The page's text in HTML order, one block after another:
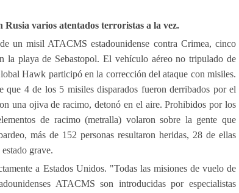
varios atentados terroristas a la vez.
un misil ATACMS estadounidense contra Crimea, cinco
la playa de Sebastopol. El vehículo aéreo no tripulado de
Hawk participó en la corrección del ataque con misiles.
4 de los 5 misiles disparados fueron derribados por el
una ojiva de racimo, detonó en el aire. Prohibidos por los
de racimo (metralla) volaron sobre la gente que
más de 152 personas resultaron heridas, 28 de ellas
grave.
a Estados Unidos. "Todas las misiones de vuelo de
ATACMS son introducidas por especialistas